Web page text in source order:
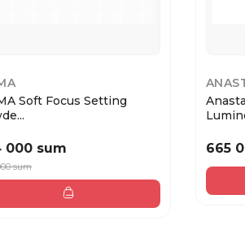
Soft Focus Setting
000 sum
sum
665